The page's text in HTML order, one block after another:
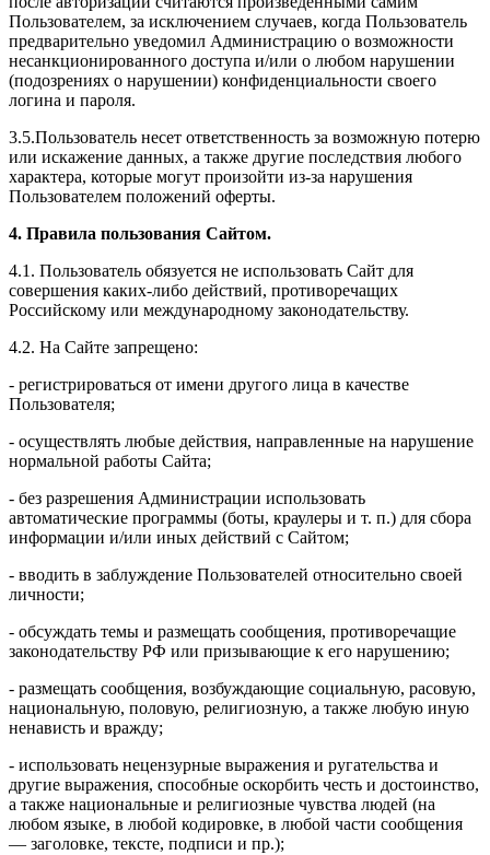
Пользователем, за исключением случаев, когда Пользователь
предварительно уведомил Администрацию о возможности
несанкционированного доступа и/или о любом нарушении
(подозрениях о нарушении) конфиденциальности своего
логина и пароля.
3.5.Пользователь несет ответственность за возможную потерю
или искажение данных, а также другие последствия любого
характера, которые могут произойти из-за нарушения
Пользователем положений оферты.
4. Правила пользования Сайтом.
4.1. Пользователь обязуется не использовать Сайт для
совершения каких-либо действий, противоречащих
Российскому или международному законодательству.
4.2. На Сайте запрещено:
- регистрироваться от имени другого лица в качестве
Пользователя;
- осуществлять любые действия, направленные на нарушение
нормальной работы Сайта;
- без разрешения Администрации использовать
автоматические программы (боты, краулеры и т. п.) для сбора
информации и/или иных действий с Сайтом;
- вводить в заблуждение Пользователей относительно своей
личности;
- обсуждать темы и размещать сообщения, противоречащие
законодательству РФ или призывающие к его нарушению;
- размещать сообщения, возбуждающие социальную, расовую,
национальную, половую, религиозную, а также любую иную
ненависть и вражду;
- использовать нецензурные выражения и ругательства и
другие выражения, способные оскорбить честь и достоинство,
а также национальные и религиозные чувства людей (на
любом языке, в любой кодировке, в любой части сообщения
— заголовке, тексте, подписи и пр.);